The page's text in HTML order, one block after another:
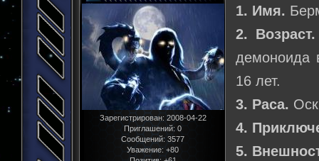
Зарегистрирован: 2008-04-22
Приглашений: 0
Сообщений: 3577
Уважение: +80
1. Имя.
2. Возраст.
демоноида
16 лет.
3. Раса.
4.
5.